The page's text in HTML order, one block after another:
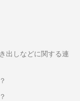
出しなどに関する連